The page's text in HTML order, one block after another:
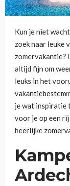
Kun je niet
zoek naar leuke
zomervakantie?
altijd fijn om
leuks in het
je wat inspiratie
voor je op een
heerlijke